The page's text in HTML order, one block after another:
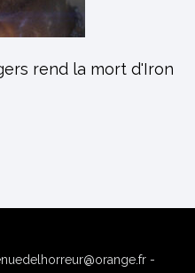
rend la mort d'Iron
-